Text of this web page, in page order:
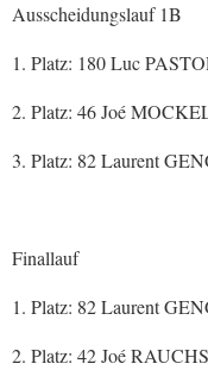
Ausscheidungslauf 1B
1. Platz: 180 Luc
2. Platz: 46 Joé
3. Platz: 82 Laurent
Finallauf
1. Platz: 82 Laurent
2. Platz: 42 Joé